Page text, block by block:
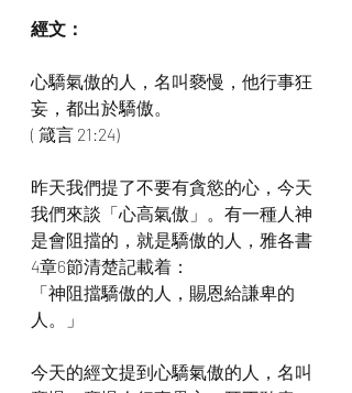
經文：
心驕氣傲的人，名叫褻慢，他行事狂
妄，都出於驕傲。
( 箴言 21:24)
昨天我們提了不要有貪慾的心，今天
我們來談「心高氣傲」。有一種人神
是會阻擋的，就是驕傲的人，雅各書
4章6節清楚記載着：
「神阻擋驕傲的人，賜恩給謙卑的
人。」
今天的經文提到心驕氣傲的人，名叫